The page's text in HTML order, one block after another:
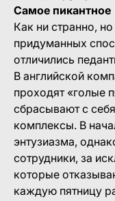
Самое пикантное
Как ни странно,
придуманных
отличились
В английской
проходят «голые
сбрасывают с
комплексы. В
энтузиазма,
сотрудники, за
которые
каждую пятницу